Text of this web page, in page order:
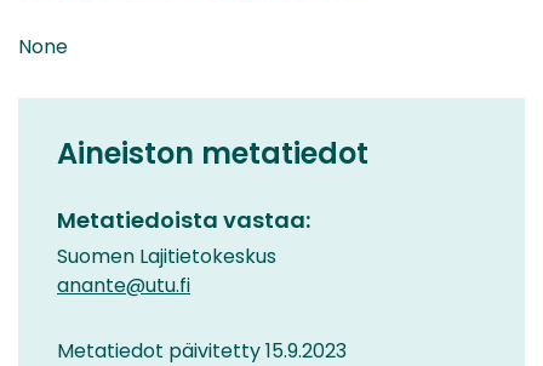
None
Aineiston metatiedot
Metatiedoista vastaa:
Suomen Lajitietokeskus
anante@utu.fi
Metatiedot päivitetty 15.9.2023